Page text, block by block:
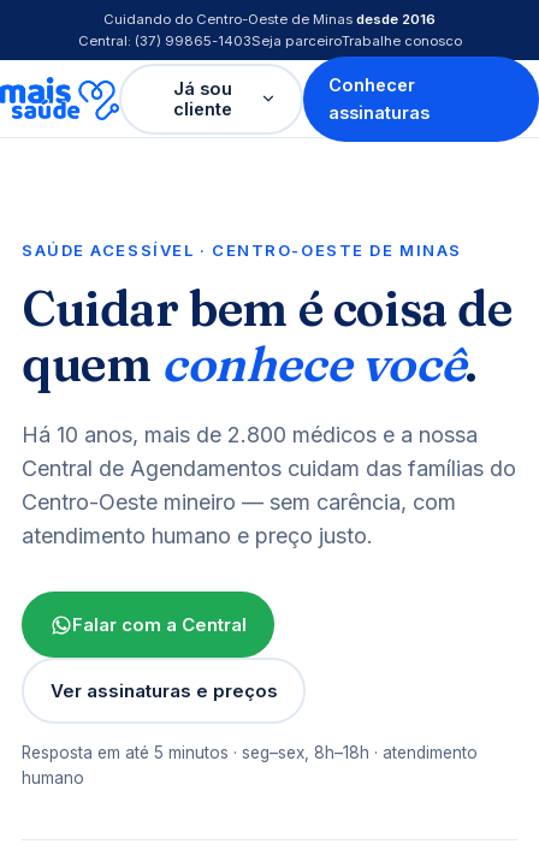
Cuidando do Centro-Oeste de Minas desde 2016
Central: (37) 99865-1403Seja parceiroTrabalhe conosco
Já sou
cliente
Conhecer
assinaturas
SAÚDE ACESSÍVEL · CENTRO-OESTE DE MINAS
Cuidar bem é coisa de
quem conhece você.
Há 10 anos, mais de 2.800 médicos e a nossa
Central de Agendamentos cuidam das famílias do
Centro-Oeste mineiro — sem carência, com
atendimento humano e preço justo.
Falar com a Central
Ver assinaturas e preços
Resposta em até 5 minutos · seg–sex, 8h–18h · atendimento
humano
para atender você aqui na sua cidade,